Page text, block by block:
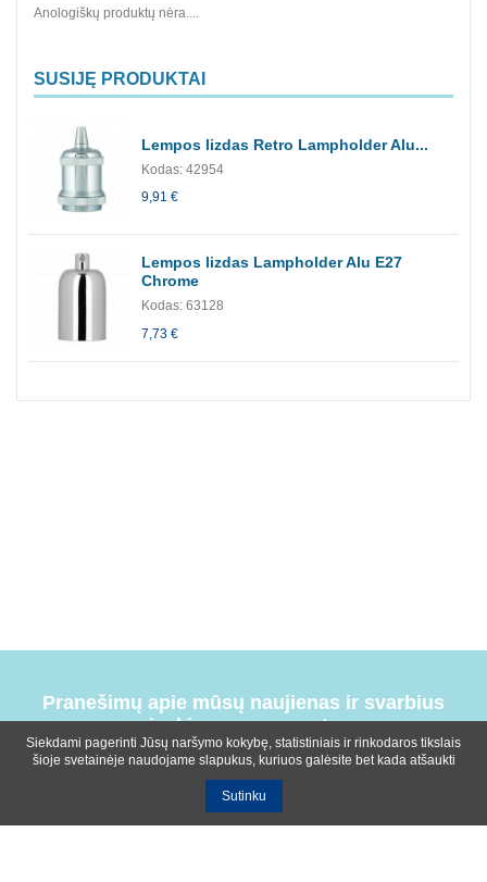
Anologiškų produktų nėra....
SUSIJĘ PRODUKTAI
Lempos lizdas Retro Lampholder Alu...
Kodas: 42954
9,91 €
Lempos lizdas Lampholder Alu E27
Chrome
Kodas: 63128
7,73 €
Pranešimų apie mūsų naujienas ir svarbius
įvykius prenumerata
Siekdami pagerinti Jūsų naršymo kokybę, statistiniais ir rinkodaros tikslais
šioje svetainėje naudojame slapukus, kuriuos galėsite bet kada atšaukti
Sutinku